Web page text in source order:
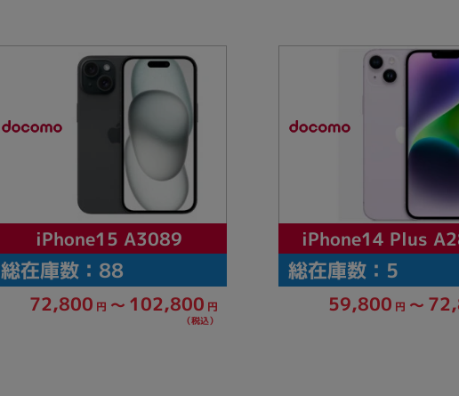
iPhone15 A3089
総在庫数：88
72,800 円 ～ 102,800 円
（税込）
iPhone14 Plus
総在庫数：5
59,800 円 ～